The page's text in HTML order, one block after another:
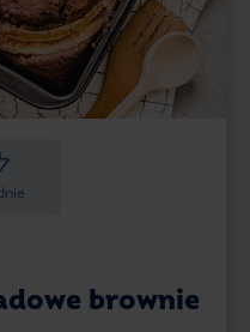
bogatszy
ale
brownie
co
brownie